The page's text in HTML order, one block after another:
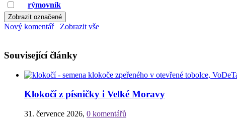
rýmovník
Nový komentář Zobrazit vše
Související články
Klokočí z písničky i Velké Moravy
31. července 2026, 0 komentářů